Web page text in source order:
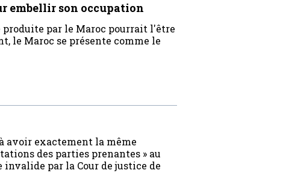
embellir son occupation
par le Maroc pourrait l'être
le Maroc se présente comme le
avoir exactement la même
des parties prenantes » au
invalide par la Cour de justice de